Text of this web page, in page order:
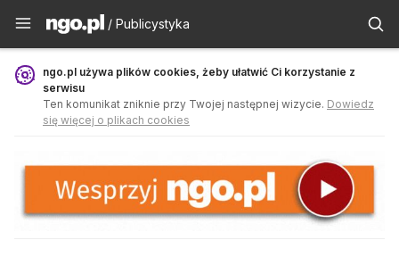
Publicystyka - ngo.pl
/ Publicystyka
ngo.pl używa plików cookies, żeby ułatwić Ci korzystanie z
serwisu
Ten komunikat zniknie przy Twojej następnej wizycie. Dowiedz
się więcej o plikach cookies